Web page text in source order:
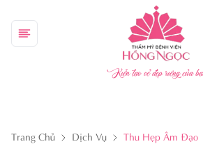
Kiến tạo vẻ đẹp riêng của
Trang Chủ Dịch Vụ Thu Hẹp Âm Đạo